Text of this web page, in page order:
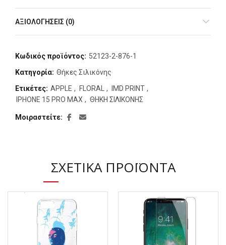
ΑΞΙΟΛΟΓΉΣΕΙΣ (0)
Κωδικός προϊόντος: 52123-2-876-1
Κατηγορία: Θήκες Σιλικόνης
Ετικέτες: APPLE , FLORAL , IMD PRINT ,
IPHONE 15 PRO MAX , ΘΗΚΗ ΣΙΛΙΚΟΝΗΣ
Μοιραστείτε
ΣΧΕΤΙΚΆ ΠΡΟΪΌΝΤΑ